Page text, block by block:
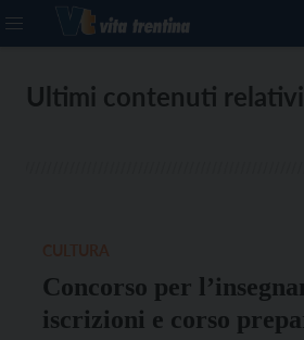
Ultimi contenuti
Concorso per
iscrizioni e corso